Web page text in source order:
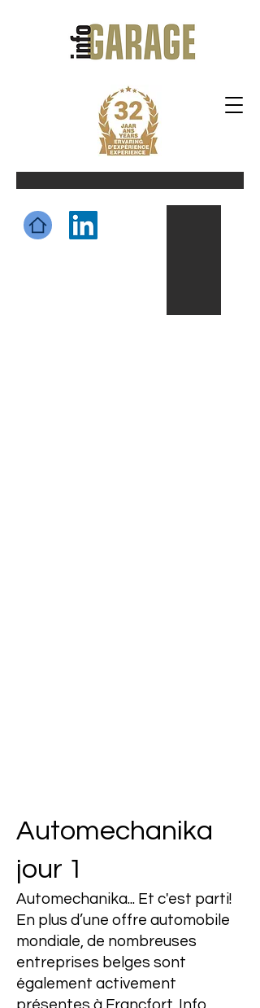
Automechanika
jour 1
Automechanika... Et c'est parti!
En plus d’une offre automobile
mondiale, de nombreuses
entreprises belges sont
également activement
présentes à Francfort. Info